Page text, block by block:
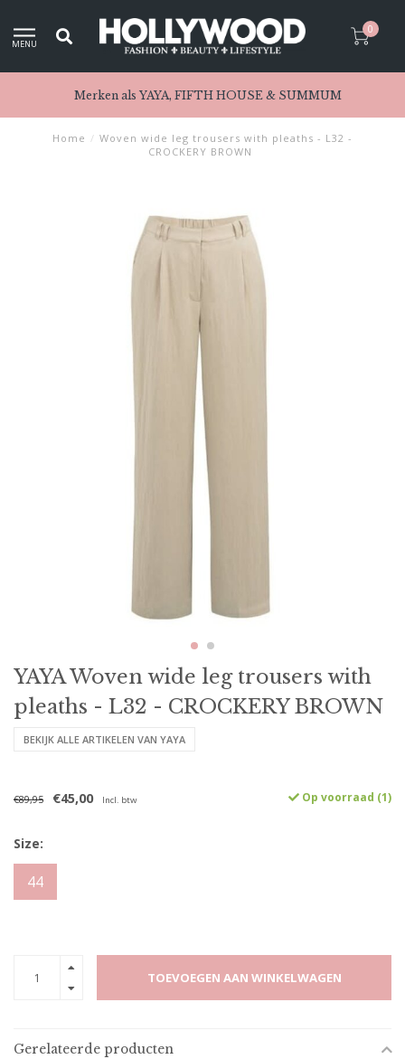
MENU
0
Merken als YAYA, FIFTH HOUSE & SUMMUM
Home / Woven wide leg trousers with pleaths - L32 -
CROCKERY BROWN
YAYA Woven wide leg trousers with
pleaths - L32 - CROCKERY BROWN
BEKIJK ALLE ARTIKELEN VAN YAYA
€89,95 €45,00 Incl. btw Op voorraad (1)
Size:
44
TOEVOEGEN AAN WINKELWAGEN
Gerelateerde producten